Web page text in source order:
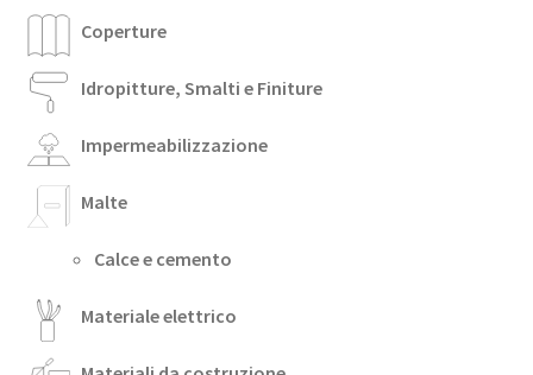
Coperture
Idropitture, Smalti e Finiture
Impermeabilizzazione
Malte
Calce e cemento
Materiale elettrico